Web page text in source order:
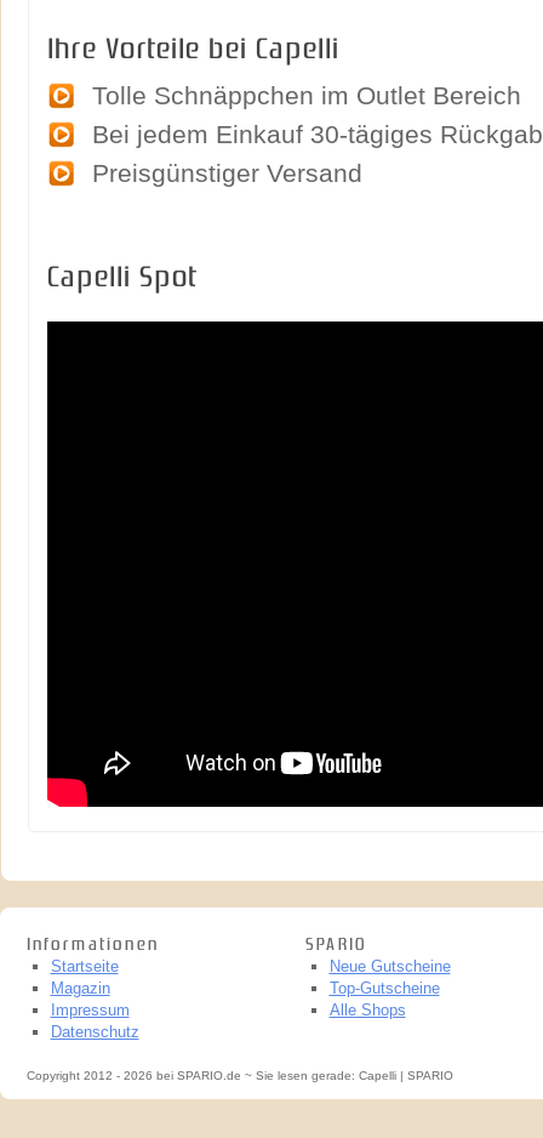
Ihre Vorteile bei Capelli
Tolle Schnäppchen im Outlet Bereich
Bei jedem Einkauf 30-tägiges
Preisgünstiger Versand
Capelli Spot
Informationen
Startseite
Magazin
Impressum
Datenschutz
SPARIO
Neue Gutscheine
Top-Gutscheine
Alle Shops
Copyright 2012 - 2026 bei SPARIO.de ~ Sie lesen gerade: Capelli | SPARIO